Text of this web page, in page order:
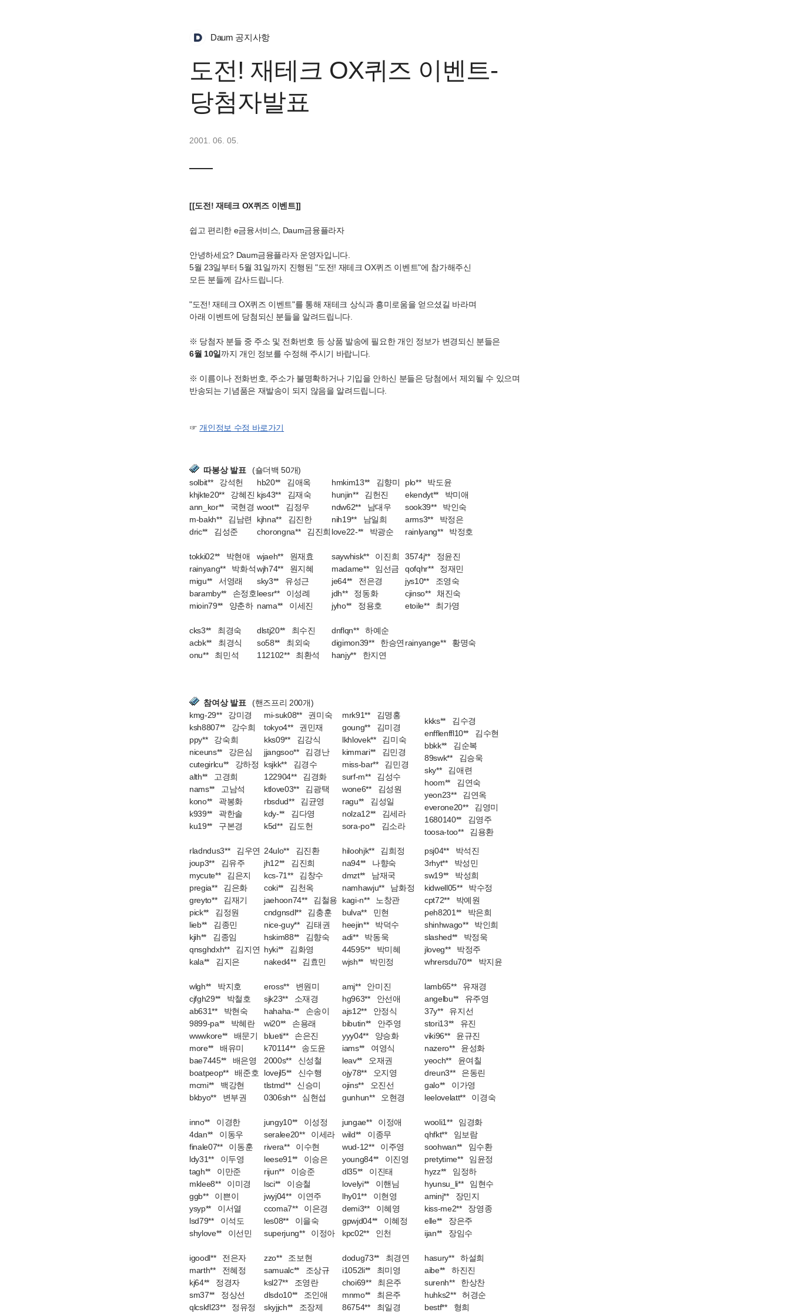
Daum 공지사항
도전! 재테크 OX퀴즈 이벤트-
당첨자발표
2001. 06. 05.
[[도전! 재테크 OX퀴즈 이벤트]]
쉽고 편리한 e금융서비스, Daum금융플라자
안녕하세요? Daum금융플라자 운영자입니다.
5월 23일부터 5월 31일까지 진행된 "도전! 재테크 OX퀴즈 이벤트"에 참가해주신
모든 분들께 감사드립니다.
"도전! 재테크 OX퀴즈 이벤트"를 통해 재테크 상식과 흥미로움을 얻으셨길 바라며
아래 이벤트에 당첨되신 분들을 알려드립니다.
※ 당첨자 분들 중 주소 및 전화번호 등 상품 발송에 필요한 개인 정보가 변경되신 분들은
6월 10일 까지 개인 정보를 수정해 주시기 바랍니다.
※ 이름이나 전화번호, 주소가 불명확하거나 기입을 안하신 분들은 당첨에서 제외될 수 있으며
반송되는 기념품은 재발송이 되지 않음을 알려드립니다.
☞ 개인정보 수정 바로가기
따봉상 발표 (숄더백 50개)
solbit** 강석헌
khjkte20** 강혜진
ann_kor** 국현경
m-bakh** 김남련
dric** 김성준
hb20** 김애옥
kjs43** 김재숙
woot** 김정우
kjhna** 김진한
chorongna** 김진희
hmkim13** 김향미
hunjin** 김헌진
ndw62** 남대우
nih19** 남일희
love22-** 박광순
plo** 박도윤
ekendyt** 박미애
sook39** 박인숙
arms3** 박정은
rainlyang** 박정호
tokki02** 박현애
rainyang** 박화석
migu** 서영래
baramby** 손정호
mioin79** 양춘하
wjaeh** 원재효
wjh74** 원지혜
sky3** 유성근
leesr** 이성례
nama** 이세진
saywhisk** 이진희
madame** 임선금
je64** 전은경
jdh** 정동화
jyho** 정용호
3574j** 정윤진
qofqhr** 정재민
jys10** 조영숙
cjinso** 채진숙
etoile** 최가영
cks3** 최경숙
acbk** 최경식
onu** 최민석
dlstj20** 최수진
so58** 최외숙
112102** 최환석
dnflqn** 하예순
digimon39** 한승연
hanjy** 한지연
rainyange** 황명숙
참여상 발표 (핸즈프리 200개)
kmg-29** 강미경
ksh8807** 강수희
ppy** 강숙희
niceuns** 강은심
cutegirlcu** 강하정
alth** 고경희
nams** 고남석
kono** 곽봉화
k939** 곽한솔
ku19** 구본경
mi-suk08** 권미숙
tokyo4** 권민재
kks09** 김강식
jjangsoo** 김경난
ksjkk** 김경수
122904** 김경화
ktlove03** 김광택
rbsdud** 김균영
kdy-** 김다영
k5d** 김도헌
mrk91** 김명홍
goung** 김미경
lkhlovek** 김미숙
kimmari** 김민경
miss-bar** 김민경
surf-m** 김성수
wone6** 김성원
ragu** 김성일
nolza12** 김세라
sora-po** 김소라
kkks** 김수경
enfflenffl10** 김수현
bbkk** 김순복
89swk** 김승욱
sky** 김애련
hoom** 김연숙
yeon23** 김연옥
everone20** 김영미
1680140** 김영주
toosa-too** 김용환
rladndus3** 김우연
joup3** 김유주
mycute** 김은지
pregia** 김은화
greyto** 김재기
pick** 김정원
lieb** 김종민
kjih** 김종임
qnsghdxh** 김지연
kala** 김지은
24ulo** 김진환
jh12** 김진희
kcs-71** 김창수
coki** 김천옥
jaehoon74** 김철용
cndgnsdl** 김충훈
nice-guy** 김태권
hskim88** 김향숙
hyki** 김화영
naked4** 김효민
hiloohjk** 김희정
na94** 나향숙
dmzt** 남재국
namhawju** 남화정
kagi-n** 노창관
bulva** 민현
heejin** 박덕수
adi** 박동욱
44595** 박미혜
wjsh** 박민정
psj04** 박석진
3rhyt** 박성민
sw19** 박성희
kidwell05** 박수정
cpt72** 박예원
peh8201** 박은희
shinhwago** 박인희
slashed** 박정욱
jloveg** 박정주
whrersdu70** 박지윤
wlgh** 박지호
cjfgh29** 박철호
ab631** 박현숙
9899-pa** 박혜란
wwwkore** 배문기
more** 배유미
bae7445** 배은영
boatpeop** 배준호
mcmi** 백강현
bkbyo** 변부권
eross** 변원미
sjk23** 소재경
hahaha-** 손송이
wi20** 손용래
blueti** 손은진
k70114** 송도윤
2000s** 신성철
lovejl5** 신수행
tlstmd** 신승미
0306sh** 심현섭
amj** 안미진
hg963** 안선애
ajs12** 안정식
bibutin** 안주영
yyy04** 양승화
iams** 여영식
leav** 오재권
ojy78** 오지영
ojins** 오진선
gunhun** 오현경
lamb65** 유재경
angelbu** 유주영
37y** 유지선
stori13** 유진
viki96** 윤규진
nazero** 윤성화
yeoch** 윤여칠
dreun3** 은동린
galo** 이가영
leelovelatt** 이경숙
inno** 이경한
4dan** 이동우
finale07** 이동훈
ldy31** 이두영
tagh** 이만준
mklee8** 이미경
ggb** 이쁜이
ysyp** 이서열
lsd79** 이석도
shylove** 이선민
jungy10** 이성정
seralee20** 이세라
rivera** 이수현
leese91** 이승은
rijun** 이승준
lsci** 이승철
jwyj04** 이연주
ccoma7** 이은경
les08** 이을숙
superjung** 이정아
jungae** 이정애
wild** 이종무
wud-12** 이주영
young84** 이진영
dl35** 이진태
lovelyi** 이핸님
lhy01** 이현영
demi3** 이혜영
gpwjd04** 이혜정
kpc02** 인천
wooli1** 임경화
qhfkt** 임보람
soohwan** 임수환
pretytime** 임윤정
hyzz** 임정하
hyunsu_li** 임현수
aminj** 장민지
kiss-me2** 장영종
elle** 장은주
ijan** 장임수
igoodl** 전은자
marth** 전혜정
kj64** 정경자
sm37** 정상선
qlcskfl23** 정유정
zzo** 조보현
samualc** 조상규
ksl27** 조영란
dlsdo10** 조인애
skyjjch** 조장제
dodug73** 최경연
i1052li** 최미영
choi69** 최은주
mnmo** 최은주
86754** 최일경
hasury** 하설희
aibe** 하진진
surenh** 한상찬
huhks2** 허경순
bestf** 형희